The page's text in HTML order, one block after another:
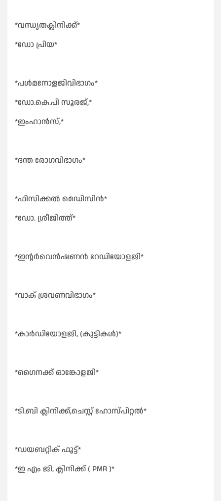
*വന്ധ്യതക്ലിനിക്ക്*
*ഡോ പ്രിയ*
*പൾമനോളജിവിഭാഗം*
*ഡോ.കെ.പി സൂരജ്,*
*ഇംഹാൻസ്,*
*ദന്ത രോഗവിഭാഗം*
*ഫിസിക്കൽ മെഡിസിൻ*
*ഡോ. ശ്രീജിത്ത്*
*ഇൻ്റർവെൻഷണൻ റേഡിയോളജി*
*വാക് ശ്രവണവിഭാഗം*
*കാർഡിയോളജി, (കുട്ടികൾ)*
*ഗൈനക്ക് ഓങ്കോളജി*
*ടി.ബി ക്ലിനിക്ക്,ചെസ്റ്റ് ഹോസ്പിറ്റൽ*
*ഡയബറ്റിക് ഫൂട്ട്*
*ഇ എം ജി, ക്ലിനിക്ക് ( PMR )*